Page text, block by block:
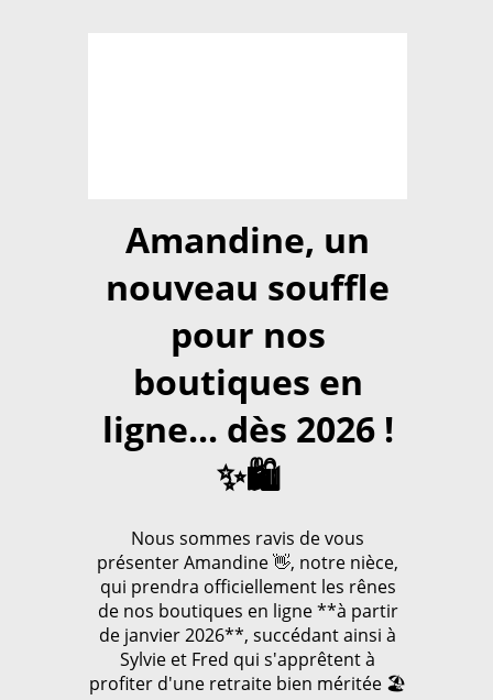
Amandine, un
nouveau souffle
pour nos
boutiques en
ligne... dès 2026 !
✨🛍️
Nous sommes ravis de vous
présenter Amandine 👋, notre nièce,
qui prendra officiellement les rênes
de nos boutiques en ligne **à partir
de janvier 2026**, succédant ainsi à
Sylvie et Fred qui s'apprêtent à
profiter d'une retraite bien méritée 🏖️